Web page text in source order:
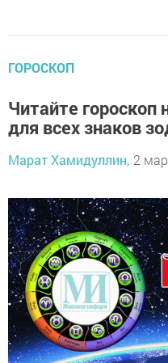
ГОРОСКОП
Читайте гороскоп
для всех знаков
Марат Хамидуллин, 2